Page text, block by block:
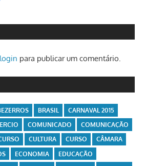
login para publicar um comentário.
BRASIL
CARNAVAL 2015
COMUNICADO
COMUNICAÇÃO
CULTURA CURSO
CÂMARA
ECONOMIA
EDUCAÇÃO